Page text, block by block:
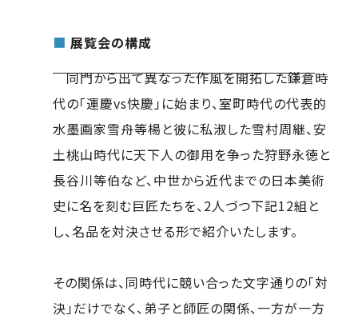
■ 展覧会の構成
同門から出て異なった作風を開拓した鎌倉時
代の「運慶vs快慶」に始まり、室町時代の代表的
水墨画家雪舟等楊と彼に私淑した雪村周継、安
土桃山時代に天下人の御用を争った狩野永徳と
長谷川等伯など、中世から近代までの日本美術
史に名を刻む巨匠たちを、2人づつ下記12組と
し、名品を対決させる形で紹介いたします。
その関係は、同時代に競い合った文字通りの「対
決」だけでなく、弟子と師匠の関係、一方が一方